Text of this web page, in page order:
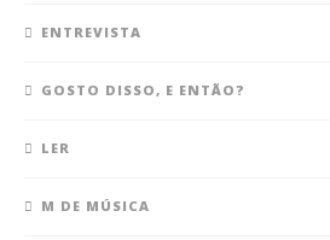
ENTREVISTA
GOSTO DISSO, E ENTÃO?
LER
M DE MÚSICA